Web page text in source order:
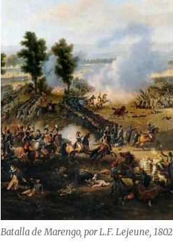
Batalla de Marengo, por L.F. Lejeune, 1802